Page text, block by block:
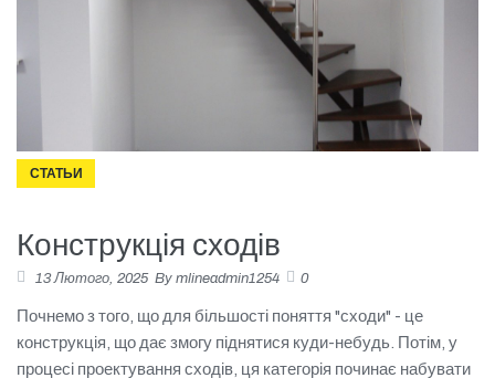
СТАТЬИ
Конструкція сходів
13 Лютого, 2025 By mlineadmin1254 0
Почнемо з того, що для більшості поняття "сходи" - це
конструкція, що дає змогу піднятися куди-небудь. Потім, у
процесі проектування сходів, ця категорія починає набувати